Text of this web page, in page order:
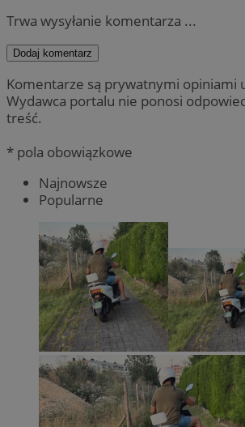
Trwa wysyłanie komentarza ...
Dodaj komentarz
Komentarze są prywatnymi opiniami
Wydawca portalu nie ponosi
treść.
* pola obowiązkowe
Najnowsze
Popularne